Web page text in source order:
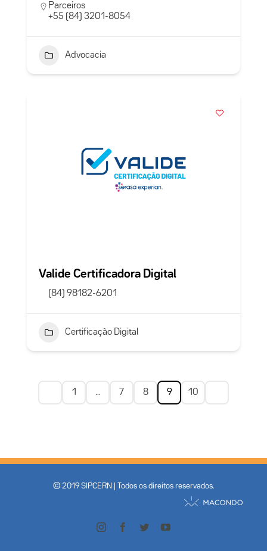
Parceiros
+55 (84) 3201-8054
Advocacia
Valide Certificadora Digital
(84) 98182-6201
Certificação Digital
1 … 7 8 9 10
© 2019 SIPCERN | Todos os direitos reservados.
InstagramFacebook
TwitterYouTube